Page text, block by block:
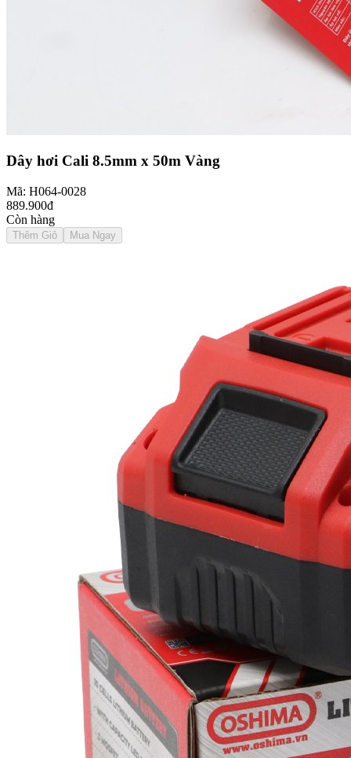
Dây hơi Cali 8.5mm x 50m Vàng
Mã: H064-0028
889.900đ
Còn hàng
Thêm Giỏ Mua Ngay